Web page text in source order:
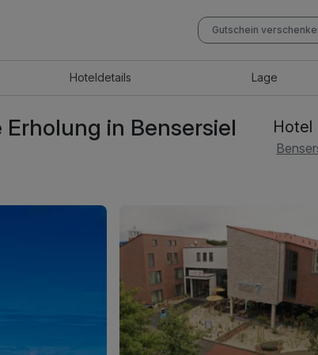
Gutschein
Hoteldetails Lage
in Bensersiel
Hotel